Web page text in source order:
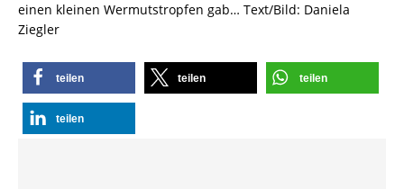
einen kleinen Wermutstropfen gab… Text/Bild: Daniela
Ziegler
teilen teilen teilen
teilen